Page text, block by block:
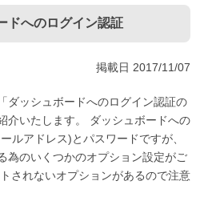
へのログイン認証
掲載日 2017/11/07
ダッシュボードへのログイン認証の
介いたします。 ダッシュボードへの
ルアドレス)とパスワードですが、
為のいくつかのオプション設定がご
されないオプションがあるので注意